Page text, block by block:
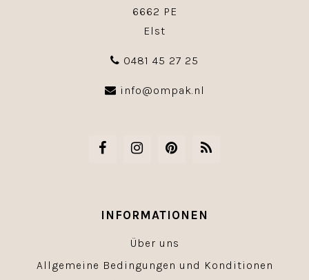
6662 PE
Elst
0481 45 27 25
info@ompak.nl
INFORMATIONEN
Über uns
Allgemeine Bedingungen und Konditionen